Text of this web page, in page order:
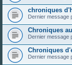
chroniques
Dernier message
Chroniques
Dernier message
Chroniques
Dernier message